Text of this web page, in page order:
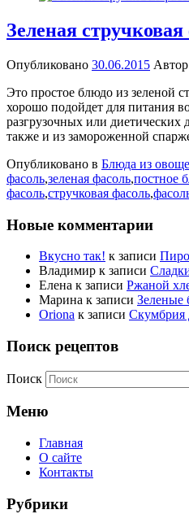
Зеленая
Опубликовано 30.06.2015 Автор
Это простое блюдо из зеленой
хорошо подойдет для питания
разгрузочных или
также и из замороженной
Опубликовано в Блюда из
фасоль,зеленая фасоль,постное
фасоль,стручковая фасоль,
Новые комментарии
Вкусно так! к записи
Владимир к записи
Елена к записи Ржаной
Марина к записи Зеленые
Oriona к записи Скумбрия
Поиск рецептов
Поиск
Меню
Главная
О сайте
Контакты
Рубрики